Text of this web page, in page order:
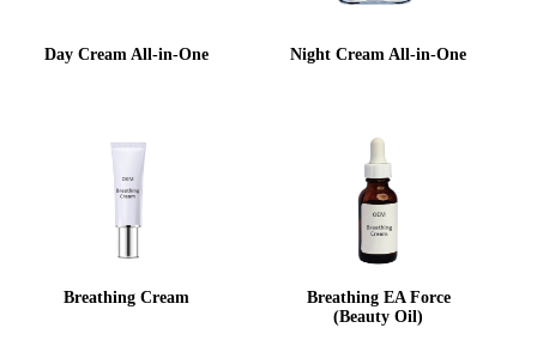
Day Cream All-in-One Night Cream All-in-One
Breathing Cream
Breathing EA Force
(Beauty Oil)